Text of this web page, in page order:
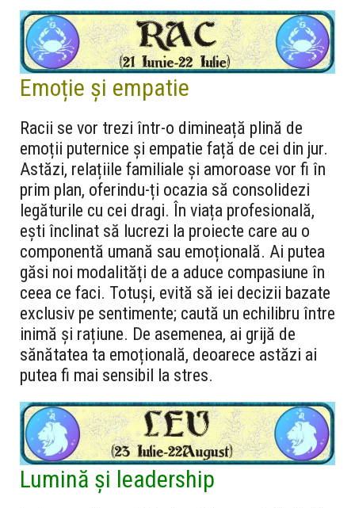
Emoție și empatie
Racii se vor trezi într-o dimineață plină de
emoții puternice și empatie față de cei din jur.
Astăzi, relațiile familiale și amoroase vor fi în
prim plan, oferindu-ți ocazia să consolidezi
legăturile cu cei dragi. În viața profesională,
ești înclinat să lucrezi la proiecte care au o
componentă umană sau emoțională. Ai putea
găsi noi modalități de a aduce compasiune în
ceea ce faci. Totuși, evită să iei decizii bazate
exclusiv pe sentimente; caută un echilibru între
inimă și rațiune. De asemenea, ai grijă de
sănătatea ta emoțională, deoarece astăzi ai
putea fi mai sensibil la stres.
Lumină și leadership